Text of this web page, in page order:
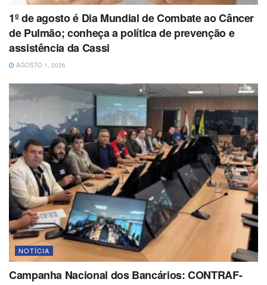
1º de agosto é Dia Mundial de Combate ao Câncer
de Pulmão; conheça a política de prevenção e
assistência da Cassi
AGOSTO 1, 2026
NOTÍCIA
Campanha Nacional dos Bancários: CONTRAF-